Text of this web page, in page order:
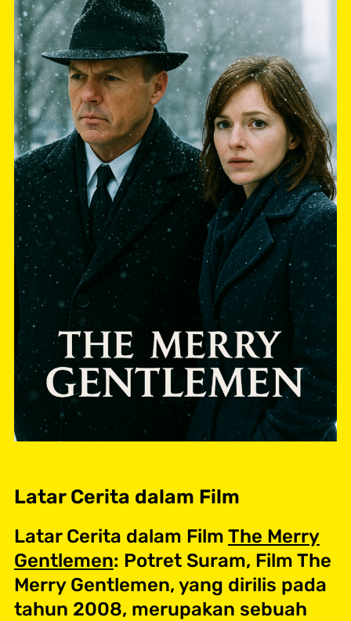
Latar Cerita dalam Film
Latar Cerita dalam Film The Merry
Gentlemen: Potret Suram, Film The
Merry Gentlemen, yang dirilis pada
tahun 2008, merupakan sebuah